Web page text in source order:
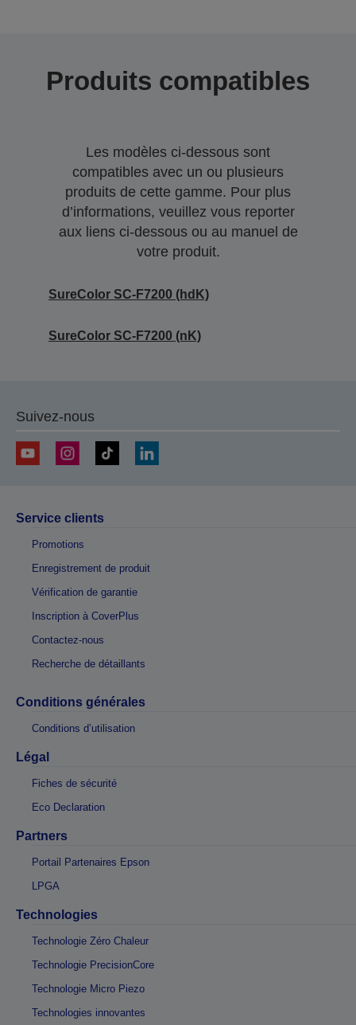
Produits compatibles
Les modèles ci-dessous sont
compatibles avec un ou plusieurs
produits de cette gamme. Pour plus
d’informations, veuillez vous reporter
aux liens ci-dessous ou au manuel de
votre produit.
SureColor SC-F7200 (hdK)
SureColor SC-F7200 (nK)
Suivez-nous
Service clients
Promotions
Enregistrement de produit
Vérification de garantie
Inscription à CoverPlus
Contactez-nous
Recherche de détaillants
Conditions générales
Conditions d’utilisation
Légal
Fiches de sécurité
Eco Declaration
Partners
Portail Partenaires Epson
LPGA
Technologies
Technologie Zéro Chaleur
Technologie PrecisionCore
Technologie Micro Piezo
Technologies innovantes